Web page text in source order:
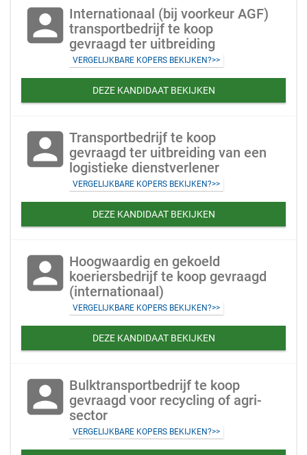
account_box Internationaal (bij voorkeur AGF)
transportbedrijf te koop
gevraagd ter uitbreiding
VERGELIJKBARE KOPERS BEKIJKEN?>>
DEZE KANDIDAAT BEKIJKEN
account_box Transportbedrijf te koop
gevraagd ter uitbreiding van een
logistieke dienstverlener
VERGELIJKBARE KOPERS BEKIJKEN?>>
DEZE KANDIDAAT BEKIJKEN
account_box Hoogwaardig en gekoeld
koeriersbedrijf te koop gevraagd
(internationaal)
VERGELIJKBARE KOPERS BEKIJKEN?>>
DEZE KANDIDAAT BEKIJKEN
account_box Bulktransportbedrijf te koop
gevraagd voor recycling of agri-
sector
VERGELIJKBARE KOPERS BEKIJKEN?>>